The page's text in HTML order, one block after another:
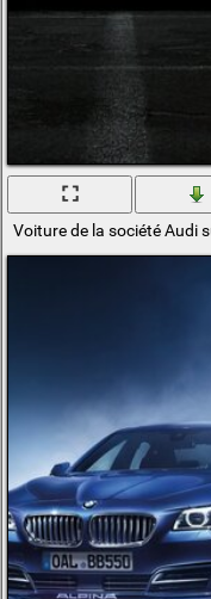
Voiture de la société Audi